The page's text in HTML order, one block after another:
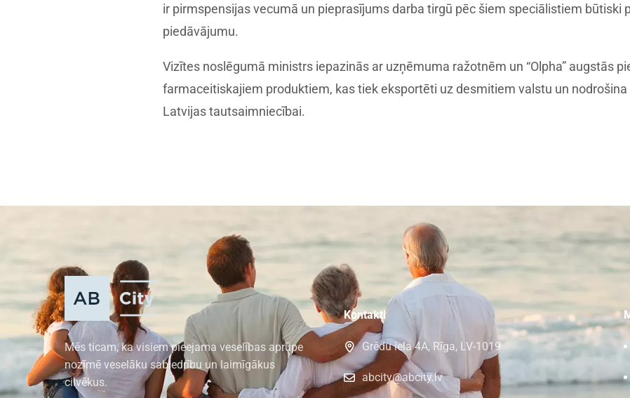
ir pirmspensijas vecumā un pieprasījums darba tirgū pēc šiem speciālistiem būtiski
piedāvājumu.
Vizītes noslēgumā ministrs iepazinās ar uzņēmuma ražotnēm un “Olpha” augstās
farmaceitiskajiem produktiem, kas tiek eksportēti uz desmitiem valstu un
Latvijas tautsaimniecībai.
Mēs ticam, ka visiem pieejama veselības aprūpe
nozīmē veselāku sabiedrību un laimīgākus
cilvēkus.
Kontakti
Grēdu iela 4A, Rīga, LV-1019
abcity@abcity.lv